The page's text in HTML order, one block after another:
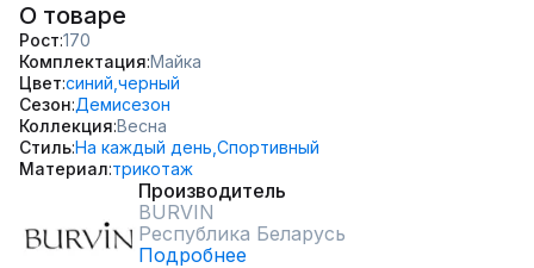
О товаре
Рост 170
Комплектация Майка
Цвет синий, черный
Сезон Демисезон
Коллекция Весна
СтильНа каждый день, Спортивный
Материал трикотаж
Производитель
BURVIN
Республика Беларусь
Подробнее